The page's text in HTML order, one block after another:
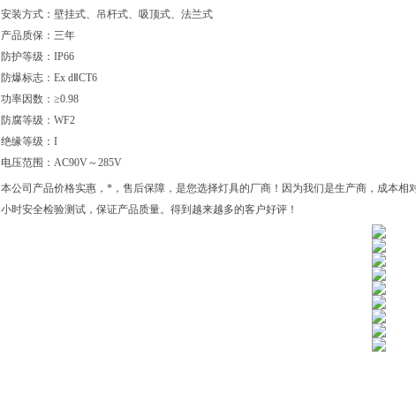
安装方式：壁挂式、吊杆式、吸顶式、法兰式
产品质保：三年
防护等级： IP66
防爆标志： Ex dⅡCT6
功率因数： ≥0.98
防腐等级： WF2
绝缘等级： I
电压范围： AC90V～285V
本公司产品价格实惠，*，售后保障，是您选择灯具的厂商！因为我们是生产商，成本
小时安全检验测试，保证产品质量。得到越来越多的客户好评！